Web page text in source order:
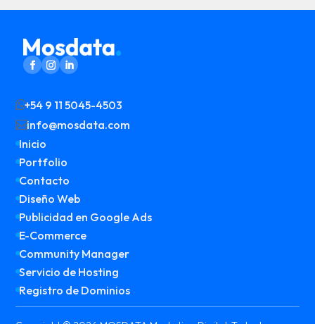
+54 9 11 5045-4503
info@mosdata.com
 Inicio
Portfolio
Contacto
 Diseño Web
Publicidad en Google Ads
E-Commerce
Community Manager
Servicio de Hosting
Registro de Dominios